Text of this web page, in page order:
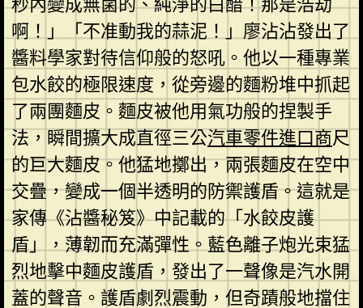
啊！」「不准動我的蒜泥！」廖沾沾發出了
醬料學家對待信仰般的怒吼。他以一種專業
包水餃的極限速度，從旁邊的麵粉堆中抓起
了兩團麵皮。麵皮被他用氣功般的捏製手
法，瞬間擴大成直徑三公汽車零件進口商尺
的巨大麵皮。他猛地擲出，兩張麵皮在空中
交疊，變成一個半透明的防禦護盾。這就是
家傳《沾醬秘笈》中記載的「水餃皮護
盾」，薄韌而充滿彈性。藍色離子炮光束猛
烈地擊中麵皮護盾，發出了一聲像是汽水開
蓋的聲音。護盾劇烈震動，但奇蹟般地擋住